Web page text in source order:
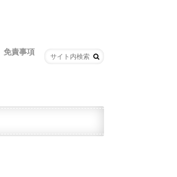
免責事項